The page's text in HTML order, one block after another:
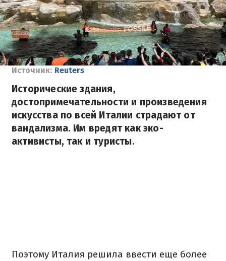
Источник: Reuters
Исторические здания,
достопримечательности и произведения
искусства по всей Италии страдают от
вандализма. Им вредят как эко-
активисты, так и туристы.
Поэтому Италия решила ввести еще более